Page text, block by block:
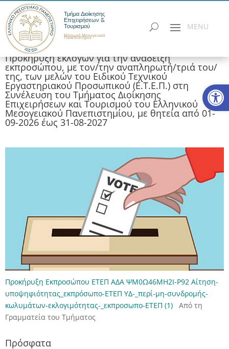
Τμήμα Διοίκησης
Επιχειρήσεων &
Τουρισμού
Ελληνικό Μεσογειακό
Πανεπιστήμιο
Προκήρυξη εκλογών για την ανάδειξη
εκπροσώπου, με τον/την αναπληρωτή/τριά του/
της, των μελών του Ειδικού Τεχνικού
Εργαστηριακού Προσωπικού (Ε.Τ.Ε.Π.) στη
Συνέλευση του Τμήματος Διοίκησης
Επιχειρήσεων και Τουρισμού του Ελληνικού
Μεσογειακού Πανεπιστημίου, με θητεία από 01-
09-2026 έως 31-08-2027
Προκήρυξη Εκπροσώπου ΕΤΕΠ ΑΔΑ ΨΜ0Ω46ΜΗ2Ι-Ρ92 Αίτηση-
υποψηφιότητας_εκπρόσωπο-ΕΤΕΠ ΥΔ-_περί-μη-συνδρομής-
κωλυμάτων-εκλογιμότητας-_εκπροσωπο-ΕΤΕΠ (1) Από τη
Γραμματεία του Τμήματος
Πρόσφατα